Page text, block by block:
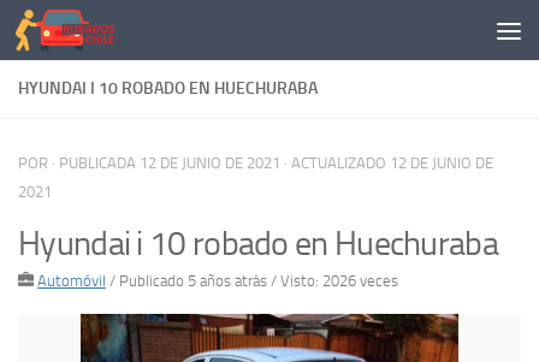
Saltar al contenido
HYUNDAI I 10 ROBADO EN HUECHURABA
POR · PUBLICADA 12 DE JUNIO DE 2021 · ACTUALIZADO 12 DE JUNIO DE
2021
Hyundai i 10 robado en Huechuraba
Automóvil / Publicado 5 años atrás / Visto: 2026 veces